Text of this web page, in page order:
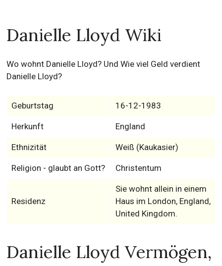
Danielle Lloyd Wiki
Wo wohnt Danielle Lloyd? Und Wie viel Geld verdient
Danielle Lloyd?
Geburtstag 16-12-1983
Herkunft England
Ethnizität Weiß (Kaukasier)
Religion - glaubt an Gott? Christentum
Residenz
Sie wohnt allein in einem
Haus im London, England,
United Kingdom.
Danielle Lloyd Vermögen,